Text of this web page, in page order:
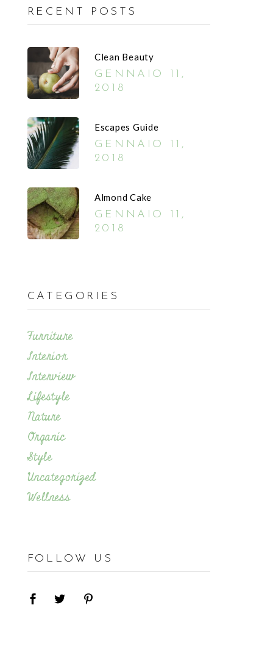
RECENT POSTS
Clean Beauty
GENNAIO 11,
2018
Escapes Guide
GENNAIO 11,
2018
Almond Cake
GENNAIO 11,
2018
CATEGORIES
Furniture
Interior
Interview
Lifestyle
Nature
Organic
Style
Uncategorized
Wellness
FOLLOW US